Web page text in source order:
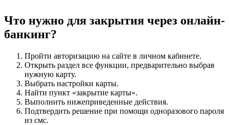
Что нужно для закрытия через онлайн-
банкинг?
Пройти авторизацию на сайте в личном кабинете.
Открыть раздел все функции, предварительно выбрав
нужную карту.
Выбрать настройки карты.
Найти пункт «закрытие карты».
Выполнить нижеприведенные действия.
Подтвердить решение при помощи одноразового пароля
из смс.